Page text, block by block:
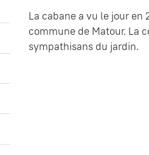
La cabane a vu le jour
commune de Matour. La
sympathisans du jardin.